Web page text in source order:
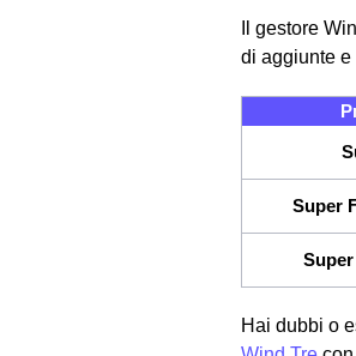
Il gestore
di aggiunte e
Super
Hai dubbi o